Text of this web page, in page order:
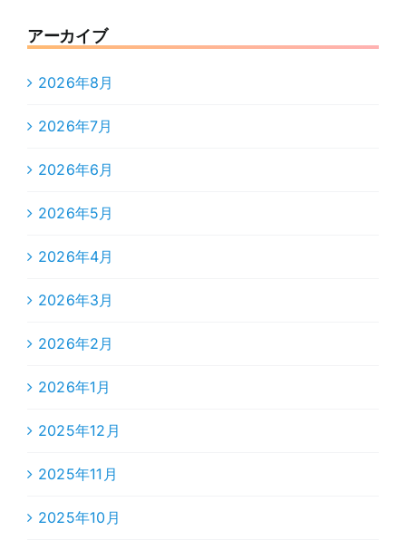
アーカイブ
2026年8月
2026年7月
2026年6月
2026年5月
2026年4月
2026年3月
2026年2月
2026年1月
2025年12月
2025年11月
2025年10月